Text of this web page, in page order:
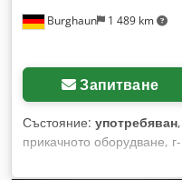
Burghaun 1 489 km
Запитване
Състояние: употребяван
прикачното оборудване,
удоволствие (на тел.).